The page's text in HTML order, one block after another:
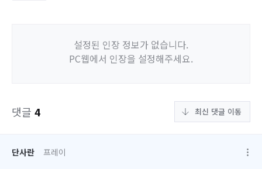
설정된 인장 정보가 없습니다.
PC웹에서 인장을 설정해주세요.
댓글 4 최신 댓글 이동
단사란 프레이